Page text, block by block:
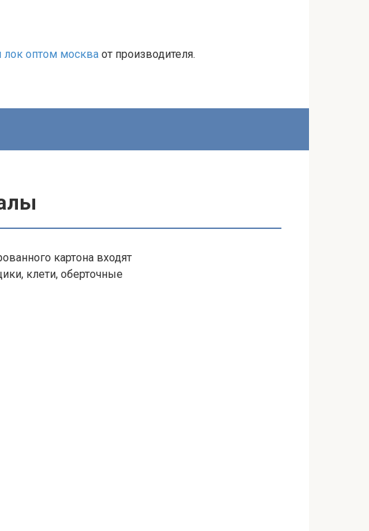
лок оптом москва от производителя.
картона входят
клети, оберточные